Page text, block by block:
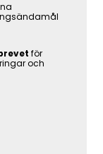
för
och